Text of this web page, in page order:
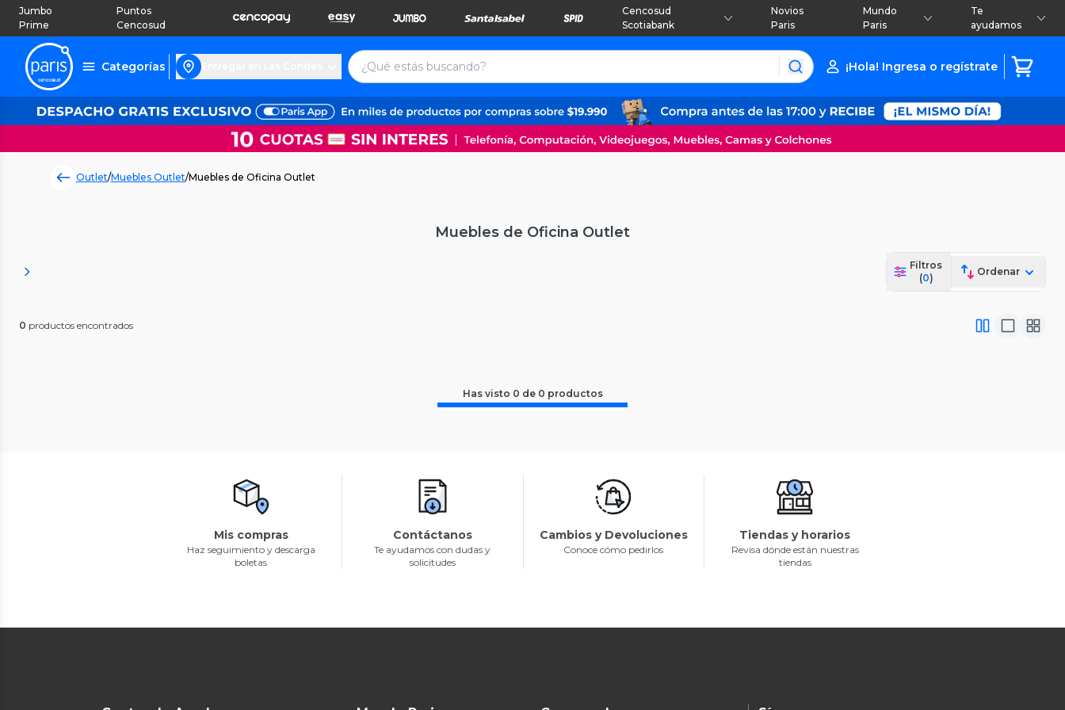
Jumbo
Prime
Puntos
Cencosud
Cencosud
Scotiabank
Novios
Paris
Mundo
Paris
Te
ayudamos
Categorías ¡Hola! Ingresa o regístrate
Outlet/Muebles Outlet/Muebles de Oficina Outlet
Muebles de Oficina Outlet
Filtros
(0)
Ordenar
0 productos encontrados
Has visto 0 de 0 productos
Mis compras
Haz seguimiento y descarga
boletas
Contáctanos
Te ayudamos con dudas y
solicitudes
Cambios y Devoluciones
Conoce cómo pedirlos
Tiendas y horarios
Revisa dónde están nuestras
tiendas